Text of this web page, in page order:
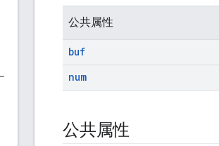
公共属性
buf
num
公共属性